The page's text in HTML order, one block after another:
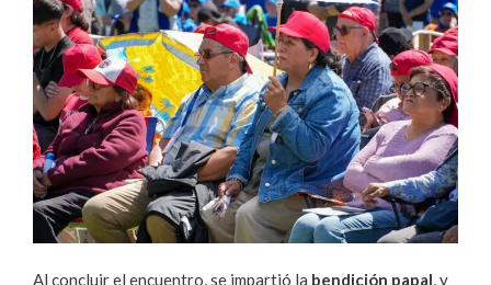
Al concluir el encuentro, se impartió la bendición papal, y